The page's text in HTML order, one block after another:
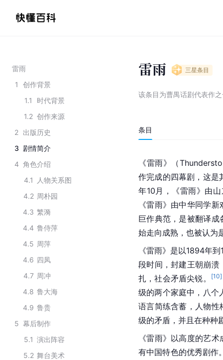
雷雨
1
创作背景
1.1
时代背景
1.2 创作来源
2 出版历史
3 剧情简介
4 角色介绍
4.1
人物关系图
4.2 周朴园
4.3 繁漪
4.4 鲁侍萍
4.5 周萍
4.6 四凤
4.7 周冲
4.8 鲁大海
4.9 鲁贵
5 幕后制作
5.1 演出阵容
5.2 舞台美术
雷雨 三星条目
该条目为曹禺话剧代表作
条目
《雷雨》（
作完成的四幕剧，这是
年10月，《雷雨》由
《雷雨》由中华同学
巨作典范，是被翻译
始走向成熟，也被认为
《雷雨》是以1894年
段时间，封建王朝崩溃
扎，社会矛盾尖锐。
[10]
级的两个家庭中，八个
语言简练含蓄，人物性
级的矛盾，并且在种种
《雷雨》以高度的艺术
有中国特色的优秀剧作